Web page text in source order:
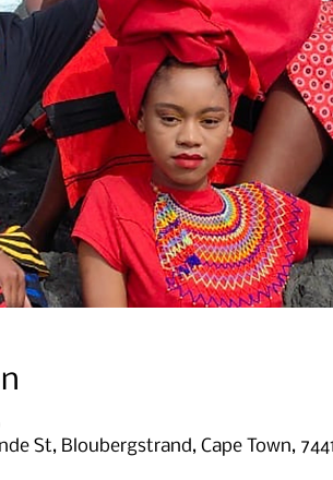
St, Bloubergstrand, Cape Town,